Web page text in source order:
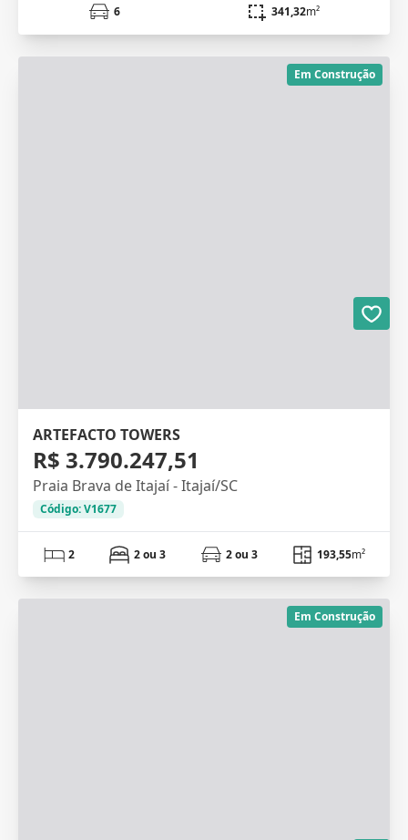
6 341,32m²
Em Construção
ARTEFACTO TOWERS
R$ 3.790.247,51
Praia Brava de Itajaí - Itajaí/SC
Código: V1677
2 2 ou 3 2 ou 3 193,55m²
Em Construção